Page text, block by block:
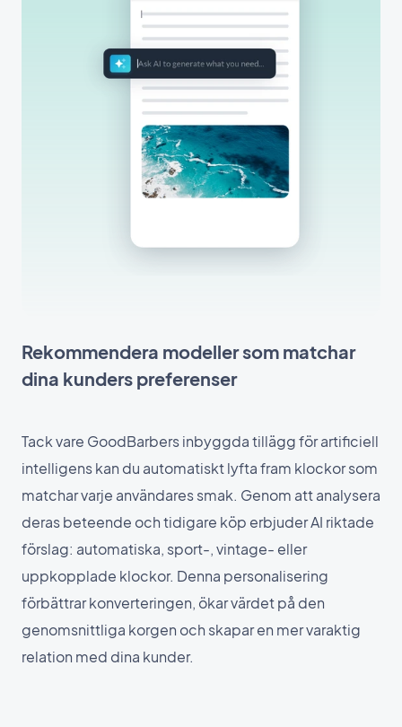
Rekommendera modeller som matchar
dina kunders preferenser
Tack vare GoodBarbers inbyggda tillägg för artificiell
intelligens kan du automatiskt lyfta fram klockor som
matchar varje användares smak. Genom att analysera
deras beteende och tidigare köp erbjuder AI riktade
förslag: automatiska, sport-, vintage- eller
uppkopplade klockor. Denna personalisering
förbättrar konverteringen, ökar värdet på den
genomsnittliga korgen och skapar en mer varaktig
relation med dina kunder.